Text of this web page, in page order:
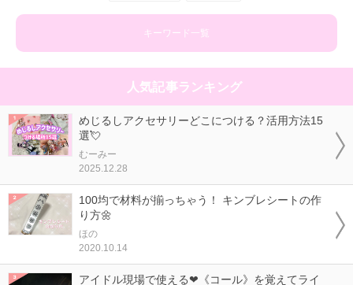
キーワード一覧
人気記事ランキング
めじるしアクセサリーどこにつける？活用方法15
選💘
むーみー
2025.12.28
100均で材料が揃っちゃう！ キンブレシートの作
り方🌼
ほの
2020.10.14
アイドル現場で使える❤《コール》を覚えてライ